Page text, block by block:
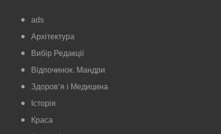
ads
Архітектура
Вибір Редакції
Відпочинок. Мандри
Здоров‘я і Медицина
Історія
Краса